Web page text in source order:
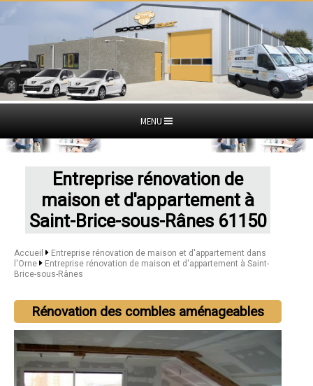
MENU
Entreprise rénovation de
maison et d'appartement à
Saint-Brice-sous-Rânes 61150
Accueil
Entreprise rénovation de maison et d'appartement dans
l'Orne
Entreprise rénovation de maison et d'appartement à Saint-
Brice-sous-Rânes
Rénovation des combles aménageables